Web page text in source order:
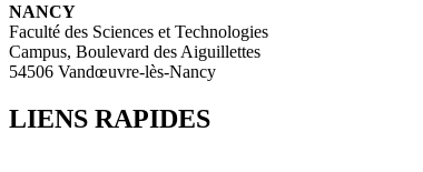
NANCY
Faculté des Sciences et Technologies
Campus, Boulevard des Aiguillettes
54506 Vandœuvre-lès-Nancy
LIENS RAPIDES